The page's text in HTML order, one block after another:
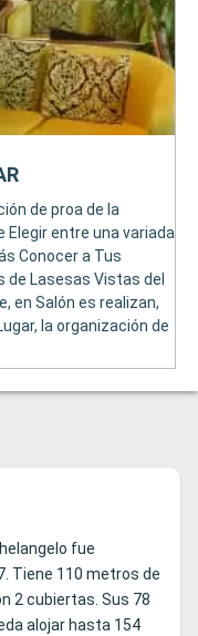
de proa de la
Elegir entre una variada
Conocer a Tus
Lasesas Vistas del
en Salón es realizan,
la organización de
fue
Tiene 110 metros de
2 cubiertas. Sus 78
alojar hasta 154